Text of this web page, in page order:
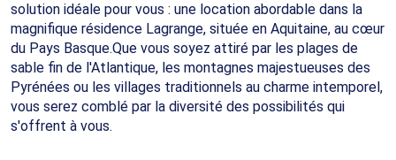
solution idéale pour vous : une location abordable dans la
magnifique résidence Lagrange, située en Aquitaine, au cœur
du Pays Basque.Que vous soyez attiré par les plages de
sable fin de l'Atlantique, les montagnes majestueuses des
Pyrénées ou les villages traditionnels au charme intemporel,
vous serez comblé par la diversité des possibilités qui
s'offrent à vous.